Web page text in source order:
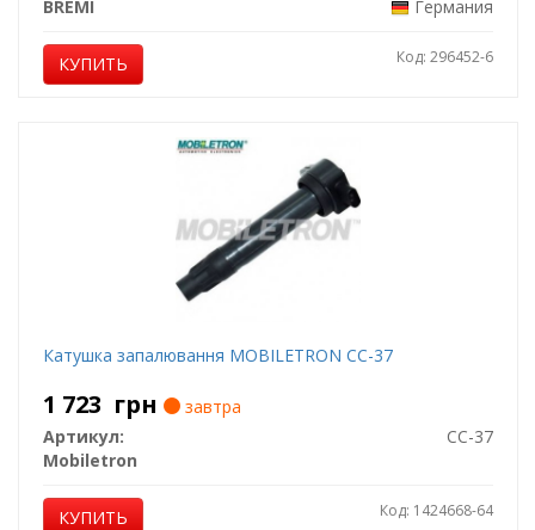
BREMI Германия
КУПИТЬ Код: 296452-6
Катушка запалювання MOBILETRON CC-37
1 723 грн
завтра
Артикул:
CC-37
Mobiletron
КУПИТЬ Код: 1424668-64